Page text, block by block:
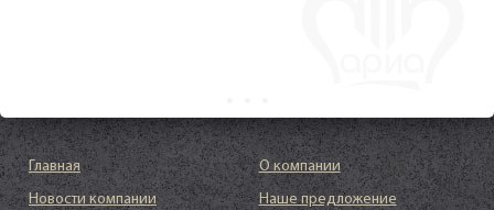
Главная
О компании
Новости компании
Наше предложение